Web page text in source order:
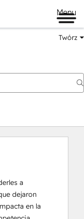
Menu
Twórz
a
dejaron
en la